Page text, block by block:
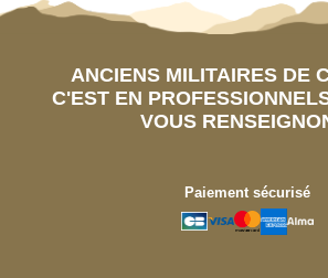
ANCIENS MILITAIRES DE
C'EST EN
VOUS
Paiement sécurisé